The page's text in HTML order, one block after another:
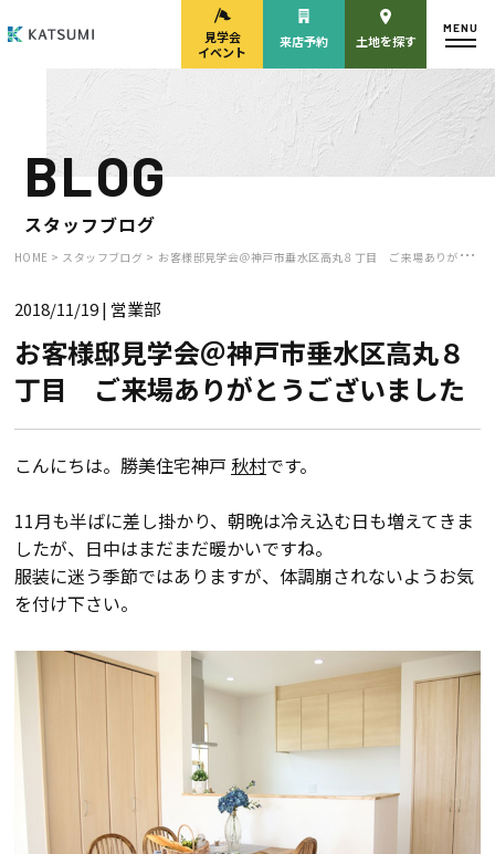
モデルハウス
来場予約
見学会・
来店予約
HOME
物件検索
会員登録
分譲モデルハウス
おすすめ分譲地
手間ひまかけた家づくり
KATSUMIの標準仕様 和暮-なごみ-
見学会
イベント
来店予約 土地を探す
MENU
BLOG
スタッフブログ
HOME > スタッフブログ > お客様邸見学会＠神戸市垂水区高丸８丁目 ご来場ありがとうございました
2018/11/19| 営業部
お客様邸見学会＠神戸市垂水区高丸８
丁目 ご来場ありがとうございました
こんにちは。勝美住宅神戸 秋村です。
11月も半ばに差し掛かり、朝晩は冷え込む日も増えてきま
したが、日中はまだまだ暖かいですね。
服装に迷う季節ではありますが、体調崩されないようお気
を付け下さい。